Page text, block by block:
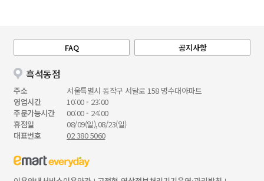
FAQ 공지사항
흑석동점
주소
서울특별시 동작구 서달로 158 명수대아파트
영업시간
10:00 - 23:00
주문가능시간
00:00 - 24:00
휴점일
08/09(일),08/23(일)
대표번호
02 380 5060